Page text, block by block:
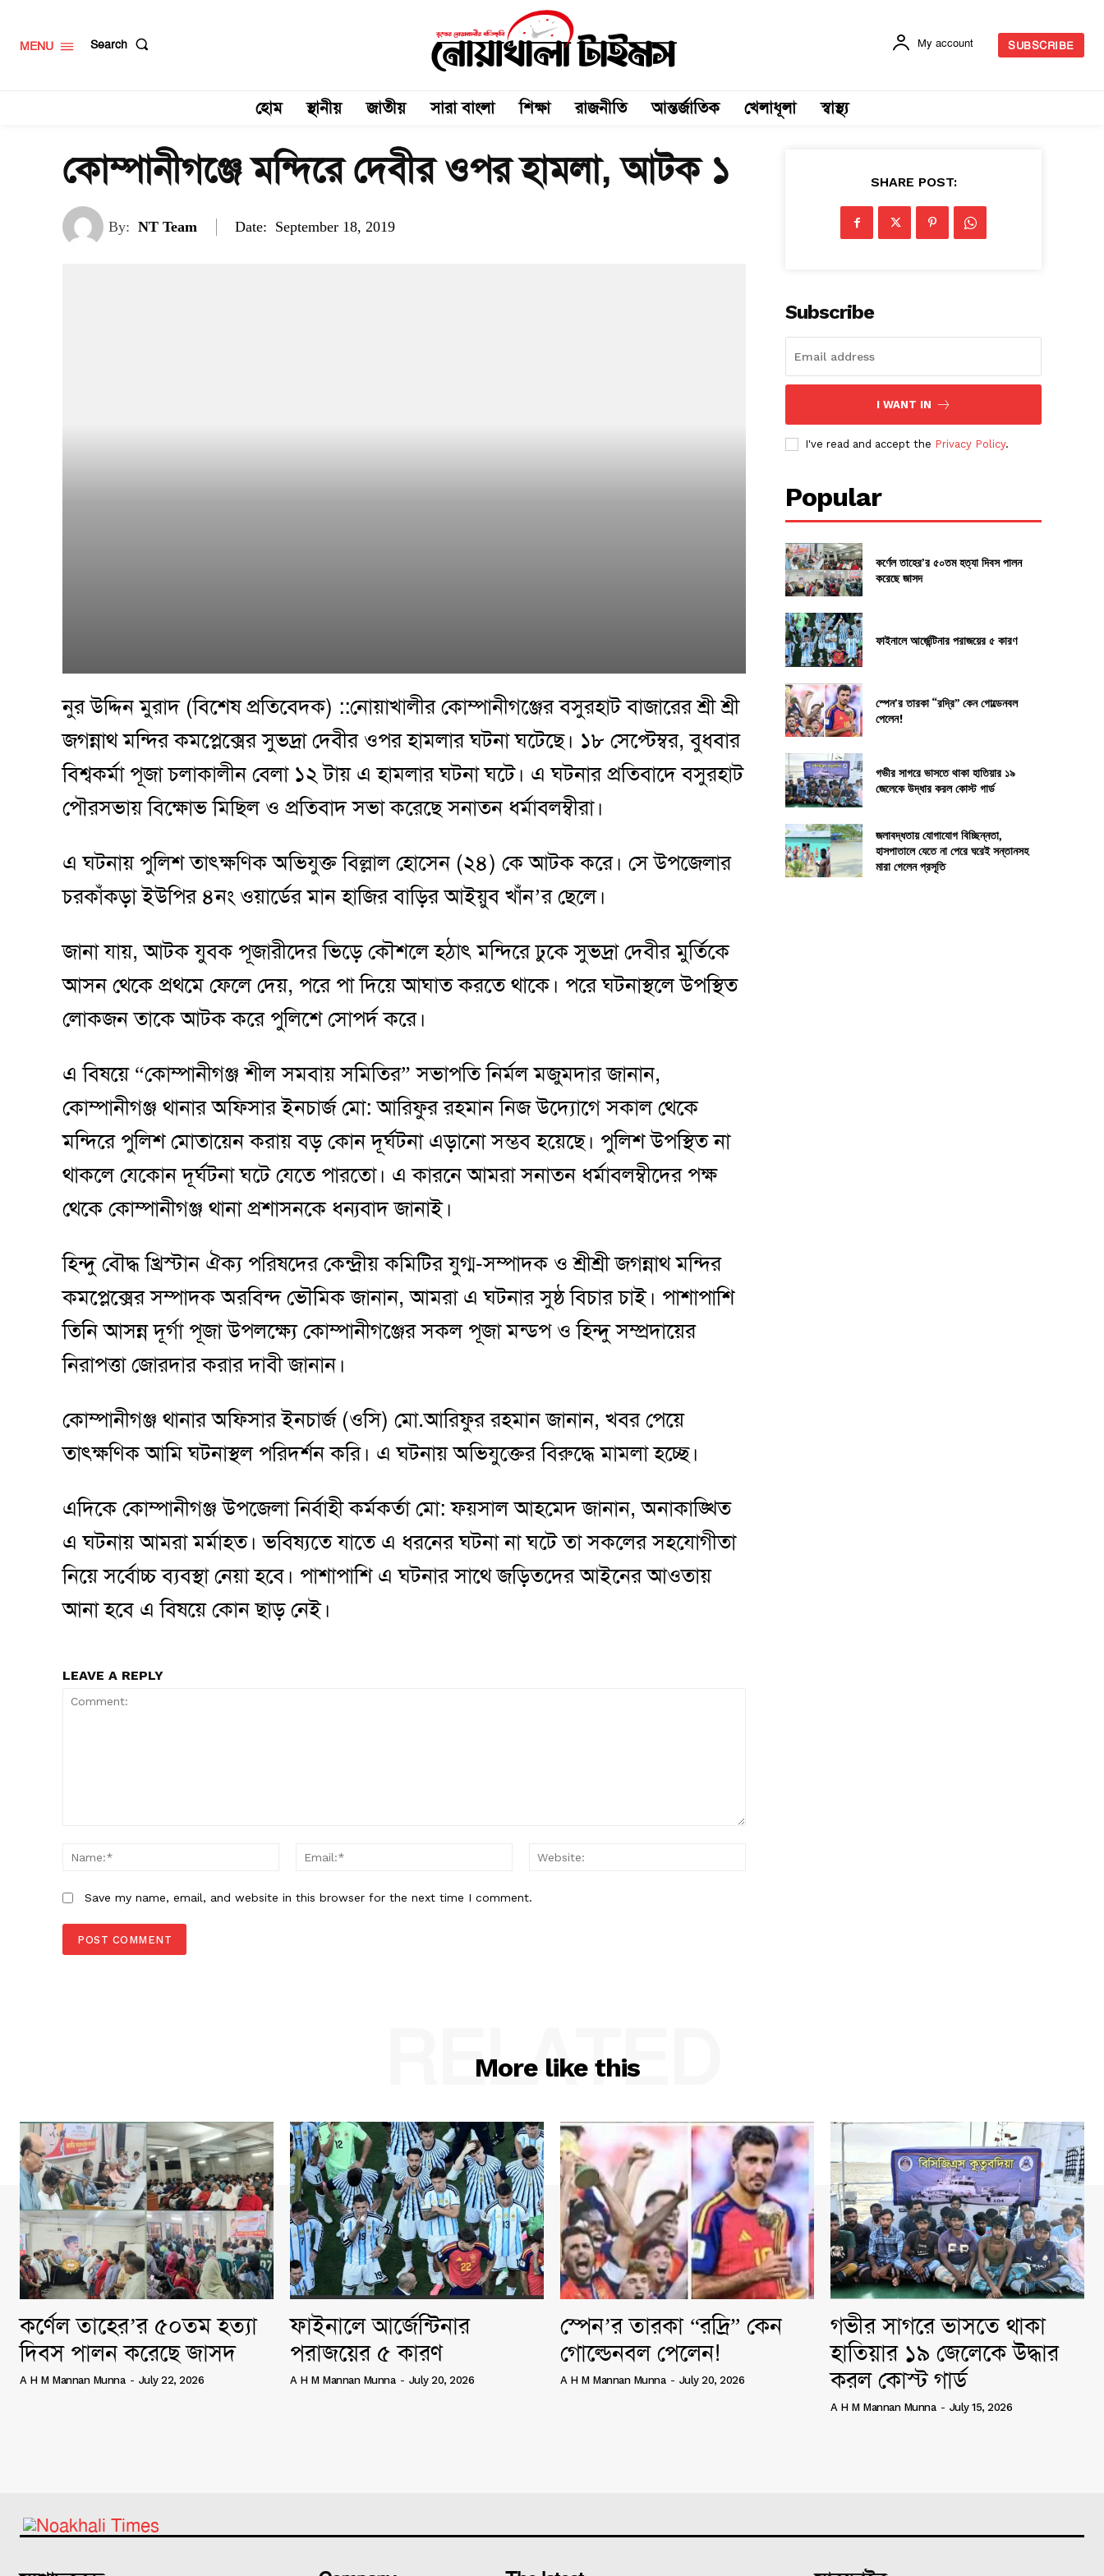
MENU Search My account SUBSCRIBE
হোম স্থানীয় জাতীয় সারা বাংলা শিক্ষা রাজনীতি আন্তর্জাতিক খেলাধূলা স্বাস্থ্য
কোম্পানীগঞ্জে মন্দিরে দেবীর ওপর হামলা, আটক ১
By: NT Team Date: September 18, 2019
নুর উদ্দিন মুরাদ (বিশেষ প্রতিবেদক) ::নোয়াখালীর কোম্পানীগঞ্জের বসুরহাট বাজারের শ্রী শ্রী
জগন্নাথ মন্দির কমপ্লেক্সের সুভদ্রা দেবীর ওপর হামলার ঘটনা ঘটেছে। ১৮ সেপ্টেম্বর, বুধবার
বিশ্বকর্মা পূজা চলাকালীন বেলা ১২ টায় এ হামলার ঘটনা ঘটে। এ ঘটনার প্রতিবাদে বসুরহাট
পৌরসভায় বিক্ষোভ মিছিল ও প্রতিবাদ সভা করেছে সনাতন ধর্মাবলম্বীরা।
এ ঘটনায় পুলিশ তাৎক্ষণিক অভিযুক্ত বিল্লাল হোসেন (২৪) কে আটক করে। সে উপজেলার
চরকাঁকড়া ইউপির ৪নং ওয়ার্ডের মান হাজির বাড়ির আইয়ুব খাঁন’র ছেলে।
জানা যায়, আটক যুবক পূজারীদের ভিড়ে কৌশলে হঠাৎ মন্দিরে ঢুকে সুভদ্রা দেবীর মুর্তিকে
আসন থেকে প্রথমে ফেলে দেয়, পরে পা দিয়ে আঘাত করতে থাকে। পরে ঘটনাস্থলে উপস্থিত
লোকজন তাকে আটক করে পুলিশে সোপর্দ করে।
এ বিষয়ে “কোম্পানীগঞ্জ শীল সমবায় সমিতির” সভাপতি নির্মল মজুমদার জানান,
কোম্পানীগঞ্জ থানার অফিসার ইনচার্জ মো: আরিফুর রহমান নিজ উদ্যোগে সকাল থেকে
মন্দিরে পুলিশ মোতায়েন করায় বড় কোন দূর্ঘটনা এড়ানো সম্ভব হয়েছে। পুলিশ উপস্থিত না
থাকলে যেকোন দূর্ঘটনা ঘটে যেতে পারতো। এ কারনে আমরা সনাতন ধর্মাবলম্বীদের পক্ষ
থেকে কোম্পানীগঞ্জ থানা প্রশাসনকে ধন্যবাদ জানাই।
হিন্দু বৌদ্ধ খ্রিস্টান ঐক্য পরিষদের কেন্দ্রীয় কমিটির যুগ্ম-সম্পাদক ও শ্রীশ্রী জগন্নাথ মন্দির
কমপ্লেক্সের সম্পাদক অরবিন্দ ভৌমিক জানান, আমরা এ ঘটনার সুষ্ঠ বিচার চাই। পাশাপাশি
তিনি আসন্ন দূর্গা পূজা উপলক্ষ্যে কোম্পানীগঞ্জের সকল পূজা মন্ডপ ও হিন্দু সম্প্রদায়ের
নিরাপত্তা জোরদার করার দাবী জানান।
কোম্পানীগঞ্জ থানার অফিসার ইনচার্জ (ওসি) মো.আরিফুর রহমান জানান, খবর পেয়ে
তাৎক্ষণিক আমি ঘটনাস্থল পরিদর্শন করি। এ ঘটনায় অভিযুক্তের বিরুদ্ধে মামলা হচ্ছে।
এদিকে কোম্পানীগঞ্জ উপজেলা নির্বাহী কর্মকর্তা মো: ফয়সাল আহমেদ জানান, অনাকাঙ্খিত
এ ঘটনায় আমরা মর্মাহত। ভবিষ্যতে যাতে এ ধরনের ঘটনা না ঘটে তা সকলের সহযোগীতা
নিয়ে সর্বোচ্চ ব্যবস্থা নেয়া হবে। পাশাপাশি এ ঘটনার সাথে জড়িতদের আইনের আওতায়
আনা হবে এ বিষয়ে কোন ছাড় নেই।
LEAVE A REPLY
Name:* Email:*
Save my name, email, and website in this browser for the next time I comment.
SHARE POST:
Subscribe
I WANT IN
I've read and accept the Privacy Policy.
Popular
কর্ণেল তাহের’র ৫০তম হত্যা দিবস পালন
করেছে জাসদ
ফাইনালে আর্জেন্টিনার পরাজয়ের ৫ কারণ
স্পেন’র তারকা “রদ্রি” কেন গোল্ডেনবল
পেলেন!
গভীর সাগরে ভাসতে থাকা হাতিয়ার ১৯
জেলেকে উদ্ধার করল কোস্ট গার্ড
জলাবদ্ধতায় যোগাযোগ বিচ্ছিন্নতা,
হাসপাতালে যেতে না পেরে ঘরেই সন্তানসহ
মারা গেলেন প্রসূতি
More like this
RELATED
কর্ণেল তাহের’র ৫০তম হত্যা
দিবস পালন করেছে জাসদ
A H M Mannan Munna - July 22, 2026
ফাইনালে আর্জেন্টিনার
পরাজয়ের ৫ কারণ
A H M Mannan Munna - July 20, 2026
স্পেন’র তারকা “রদ্রি” কেন
গোল্ডেনবল পেলেন!
A H M Mannan Munna - July 20, 2026
গভীর সাগরে ভাসতে থাকা
হাতিয়ার ১৯ জেলেকে উদ্ধার
করল কোস্ট গার্ড
A H M Mannan Munna - July 15, 2026